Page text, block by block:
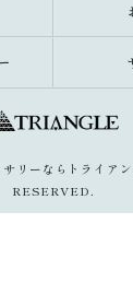
リーならトライ
RESERVED.